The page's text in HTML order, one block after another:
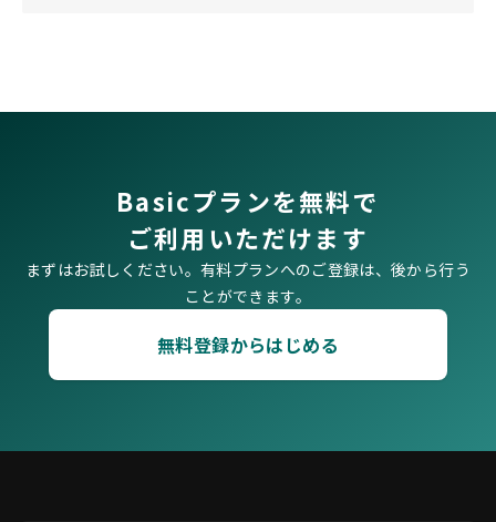
Basicプランを無料で
ご利用いただけます
まずはお試しください。有料プランへのご登録は、後から行う
ことができます。
無料登録からはじめる